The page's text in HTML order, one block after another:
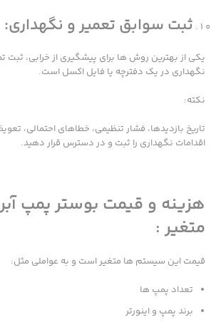
ثبت سوابق تعمیر و نگهداری:
یکی از بهترین روش ها برای پیشگیری از خرابی،
نگهداری در یک دفترچه یا فایل اکسل است.
نکته:
تاریخ بازدیدها، فشار تنظیمی، خطاهای احتمالی،
اقدامات نگهداری را ثبت و در دسترس قرار دهید.
هزینه و قیمت بوستر پمپ
متغیر :
قیمت این سیستم ها متغیر است و به عواملی مثل:
تعداد پمپ ها
برند پمپ و اینورتر